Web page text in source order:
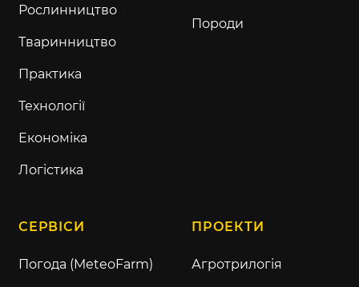
Рослинництво
Тваринництво
Практика
Технології
Економіка
Логістика
Породи
СЕРВІСИ
Погода (MeteoFarm)
ПРОЕКТИ
Агротрилогія